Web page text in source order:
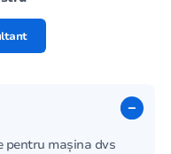
pentru mașina dvs